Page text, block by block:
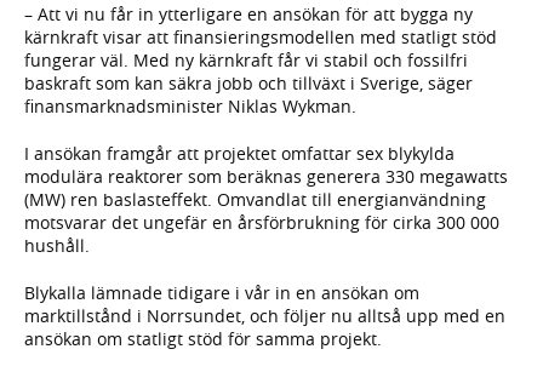
– Att vi nu får in ytterligare en ansökan för att bygga ny
kärnkraft visar att finansieringsmodellen med statligt stöd
fungerar väl. Med ny kärnkraft får vi stabil och fossilfri
baskraft som kan säkra jobb och tillväxt i Sverige, säger
finansmarknadsminister Niklas Wykman.
I ansökan framgår att projektet omfattar sex blykylda
modulära reaktorer som beräknas generera 330 megawatts
(MW) ren baslasteffekt. Omvandlat till energianvändning
motsvarar det ungefär en årsförbrukning för cirka 300 000
hushåll.
Blykalla lämnade tidigare i vår in en ansökan om
marktillstånd i Norrsundet, och följer nu alltså upp med en
ansökan om statligt stöd för samma projekt.